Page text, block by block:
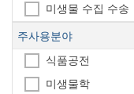
미생물 수집 수송
미생물 배지 원료
희석
지시약
주사용분야
식품공전
미생물학